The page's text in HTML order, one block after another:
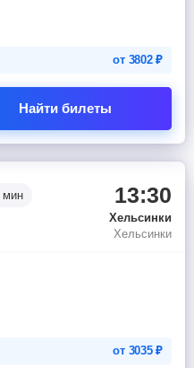
от 3802₽
Найти билеты
мин 13:30
Хельсинки
Хельсинки
от 3035₽